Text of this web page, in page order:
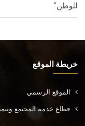
للوطن"
خريطة الموقع
الموقع الرسمي
قطاع خدمة المجتمع